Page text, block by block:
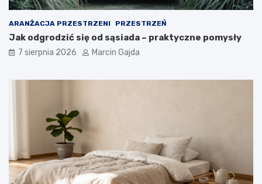
ARANŻACJA PRZESTRZENI PRZESTRZEŃ
Jak odgrodzić się od sąsiada – praktyczne pomysły
7 sierpnia 2026 Marcin Gajda